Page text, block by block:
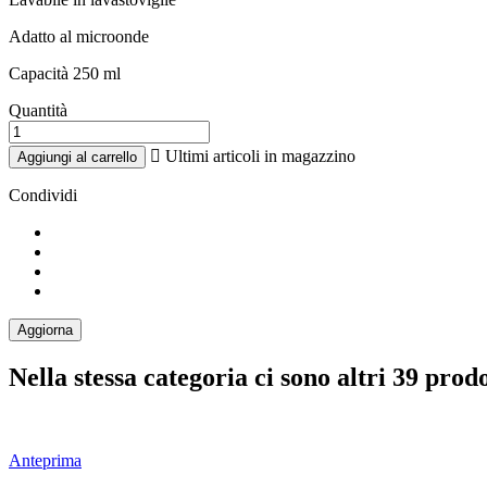
Adatto al microonde
Capacità 250 ml
Quantità
Aggiungi al carrello  Ultimi articoli in magazzino
Condividi
Nella stessa categoria ci sono altri 39
Anteprima